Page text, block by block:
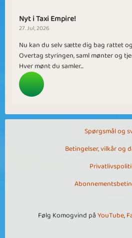
Nyt i Taxi Empire!
27. Jul, 2026
Nu kan du selv sætte dig bag rattet
Overtag styringen, saml mønter og
Hver mønt du samler...
Spørgsmål og
Betingelser, vilkår og
Følg Komogvind påYouTube,